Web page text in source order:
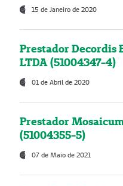
15 de Janeiro de 2020
Prestador Decordis
LTDA (51004347-4)
01 de Abril de 2020
Prestador
(51004355-5)
07 de Maio de 2021